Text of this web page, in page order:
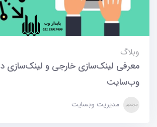
وبلاگ
معرفی لینک‌سازی خارجی و لینک‌سازی
وب‌سایت
مدیریت وبسایت